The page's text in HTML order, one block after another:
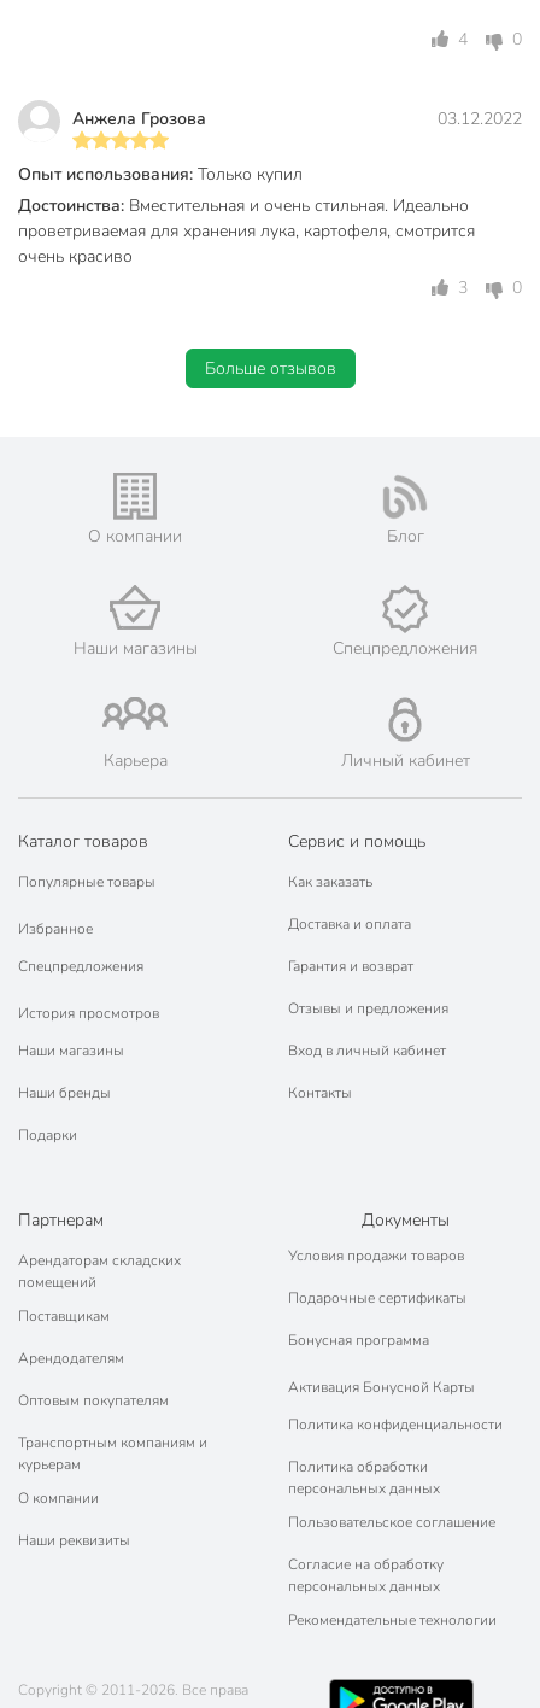
4 0
Анжела Грозова 03.12.2022
Опыт использования: Только купил
Достоинства: Вместительная и очень стильная. Идеально
проветриваемая для хранения лука, картофеля, смотрится
очень красиво
3
0
Больше отзывов
О компании Блог
Наши магазины Спецпредложения
Карьера Личный кабинет
Каталог товаров
Популярные товары
Избранное
Спецпредложения
История просмотров
Наши магазины
Наши бренды
Подарки
Сервис и помощь
Как заказать
Доставка и оплата
Гарантия и возврат
Отзывы и предложения
Вход в личный кабинет
Контакты
Партнерам
Арендаторам складских
помещений
Поставщикам
Арендодателям
Оптовым покупателям
Транспортным компаниям и
курьерам
О компании
Наши реквизиты
Документы
Условия продажи товаров
Подарочные сертификаты
Бонусная программа
Активация Бонусной Карты
Политика конфиденциальности
Политика обработки
персональных данных
Пользовательское соглашение
Согласие на обработку
персональных данных
Рекомендательные технологии
Copyright © 2011-2026. Все права